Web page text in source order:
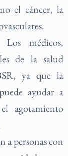
el cáncer, la
médicos,
de la salud
ya que la
ayudar a
agotamiento
a personas con